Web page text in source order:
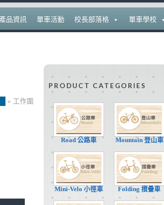
產品資訊 單車活動 校長部落格 單車學校
» 工作圍
PRODUCT CATEGORIES
Road 公路車 Mountain 登山車
Mini-Velo 小徑車 Folding 摺疊車